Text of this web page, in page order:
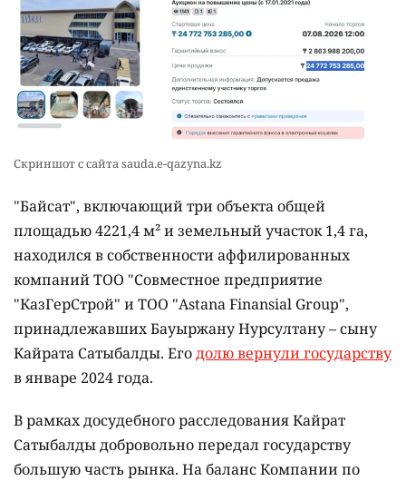
Скриншот с сайта sauda.e-qazyna.kz
"Байсат", включающий три объекта общей
площадью 4221,4 м² и земельный участок 1,4 га,
находился в собственности аффилированных
компаний ТОО "Совместное предприятие
"КазГерСтрой" и ТОО "Astana Finansial Group",
принадлежавших Бауыржану Нурсултану – сыну
Кайрата Сатыбалды. Егодолю вернули государству
в январе 2024 года.
В рамках досудебного расследования Кайрат
Сатыбалды добровольно передал государству
большую часть рынка. На баланс Компании по